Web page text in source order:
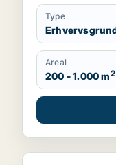
Type
Areal
200 - 1.000 m2